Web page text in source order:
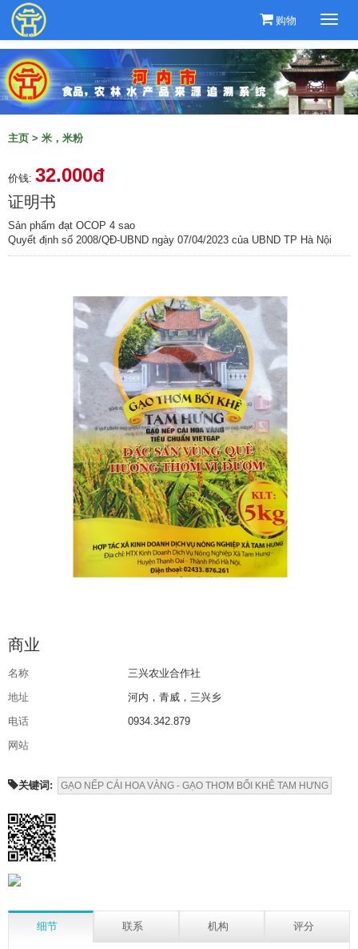
购物
主页 > 米，米粉
价钱: 32.000đ
证明书
Sản phẩm đạt OCOP 4 sao
Quyết định số 2008/QĐ-UBND ngày 07/04/2023 của UBND TP Hà Nội
商业
名称
三兴农业合作社
地址
河内，青威，三兴乡
电话
0934.342.879
网站
关键词: GẠO NẾP CÁI HOA VÀNG - GẠO THƠM BỐI KHÊ TAM HƯNG
细节 联系 机构 评分